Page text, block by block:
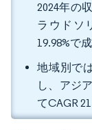
2024年の
ラウドソ
19.98%で
地域別で
し、アジ
てCAGR